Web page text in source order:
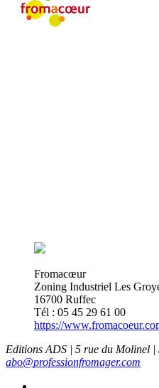
Fromacœur
Zoning Industriel Les
16700 Ruffec
Tél : 05 45 29 61 00
https://
Editions ADS | 5 rue du Molinel
abo@professionfromager.com